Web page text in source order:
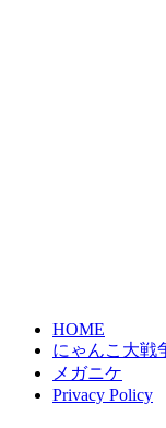
HOME
にゃんこ大戦
メガニケ
Privacy Policy